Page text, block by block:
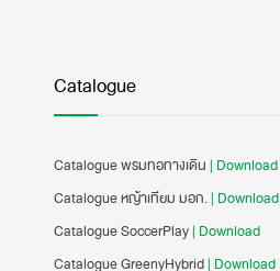
Catalogue
Catalogue พรมทอทางเดิน | Download
Catalogue หญ้าเทียม มอก.| Download
Catalogue SoccerPlay| Download
Catalogue GreenyHybrid| Download